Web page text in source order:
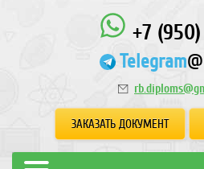
+7
Telegram
ЗАКАЗАТЬ ДОКУМЕНТ